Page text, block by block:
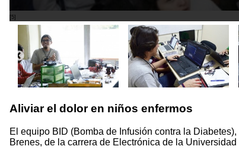
[5]
Aliviar el dolor en niños enfermos
El equipo BID (Bomba de Infusión contra la
Brenes, de la carrera de Electrónica de la